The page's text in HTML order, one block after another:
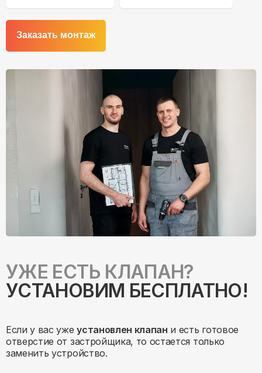
Заказать монтаж
УЖЕ ЕСТЬ КЛАПАН?
УСТАНОВИМ БЕСПЛАТНО!
Если у вас ужеустановлен клапан и есть готовое
отверстие от застройщика, то остается только
заменить устройство.